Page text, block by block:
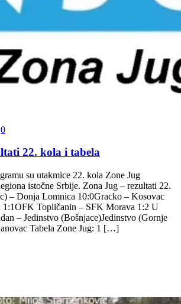
0
22. kola i tabela
su utakmice 22. kola Zone Jug
istočne Srbije. Zona Jug – rezultati 22.
– Donja Lomnica 10:0Gracko – Kosovac
1:1OFK Topličanin – SFK Morava 1:2 U
– Jedinstvo (Bošnjace)Jedinstvo (Gornje
Tabela Zone Jug: 1 […]